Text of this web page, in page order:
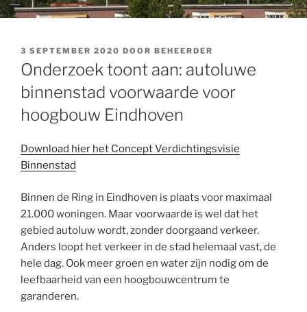
GEPLAATST
OP
3 SEPTEMBER 2020 DOOR BEHEERDER
Onderzoek toont aan: autoluwe
binnenstad voorwaarde voor
hoogbouw Eindhoven
Download hier het Concept Verdichtingsvisie
Binnenstad
Binnen de Ring in Eindhoven is plaats voor maximaal
21.000 woningen. Maar voorwaarde is wel dat het
gebied autoluw wordt, zonder doorgaand verkeer.
Anders loopt het verkeer in de stad helemaal vast, de
hele dag. Ook meer groen en water zijn nodig om de
leefbaarheid van een hoogbouwcentrum te
garanderen.